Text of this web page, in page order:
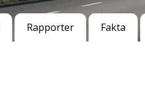
Rapporter Fakta